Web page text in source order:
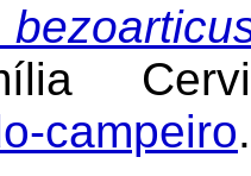
campeiro.